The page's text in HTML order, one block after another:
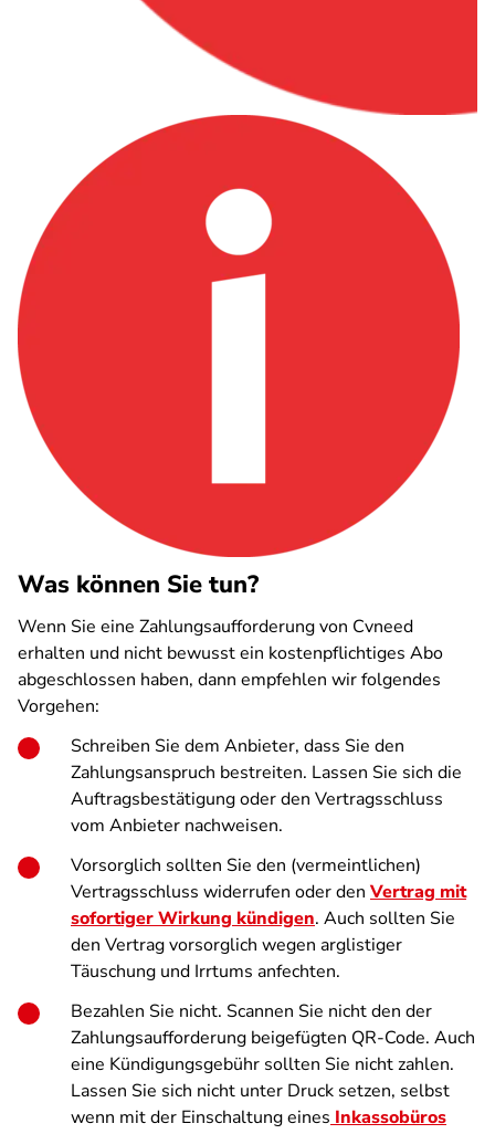
Was können Sie tun?
Wenn Sie eine Zahlungsaufforderung von Cvneed
erhalten und nicht bewusst ein kostenpflichtiges Abo
abgeschlossen haben, dann empfehlen wir folgendes
Vorgehen:
Schreiben Sie dem Anbieter, dass Sie den
Zahlungsanspruch bestreiten. Lassen Sie sich die
Auftragsbestätigung oder den Vertragsschluss
vom Anbieter nachweisen.
Vorsorglich sollten Sie den (vermeintlichen)
Vertragsschluss widerrufen oder den Vertrag mit
sofortiger Wirkung kündigen. Auch sollten Sie
den Vertrag vorsorglich wegen arglistiger
Täuschung und Irrtums anfechten.
Bezahlen Sie nicht. Scannen Sie nicht den der
Zahlungsaufforderung beigefügten QR-Code. Auch
eine Kündigungsgebühr sollten Sie nicht zahlen.
Lassen Sie sich nicht unter Druck setzen, selbst
wenn mit der Einschaltung eines Inkassobüros